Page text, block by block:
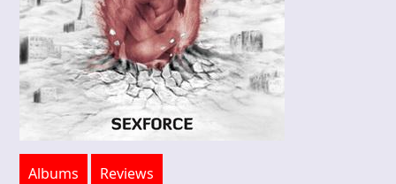
Albums Reviews